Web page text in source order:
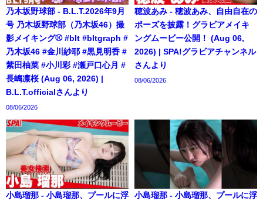
乃木坂野球部 - B.L.T.2026年9月
号 乃木坂野球部（乃木坂46）撮
影メイキング⚾️ #blt #bltgraph #
乃木坂46 #金川紗耶 #黒見明香 #
紫田柚菜 #小川彩 #瀬戸口心月 #
長嶋凛桜 (Aug 06, 2026) |
B.L.T.officialさんより
08/06/2026
穂波あみ - 穂波あみ、自由自在の
ポーズを披露！グラビアメイキ
ングムービー公開！ (Aug 06,
2026) | SPA!グラビアチャンネル
さんより
08/06/2026
小島瑠那 - 小島瑠那、プールに浮
小島瑠那 - 小島瑠那、プールに浮